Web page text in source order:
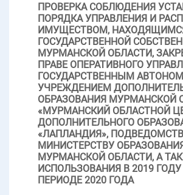
ПРОВЕРКА СОБЛЮДЕНИЯ
ПОРЯДКА УПРАВЛЕНИЯ И
ИМУЩЕСТВОМ,
ГОСУДАРСТВЕННОЙ
МУРМАНСКОЙ ОБЛАСТИ,
ПРАВЕ ОПЕРАТИВНОГО
ГОСУДАРСТВЕННЫМ
УЧРЕЖДЕНИЕМ
ОБРАЗОВАНИЯ МУРМАНСКОЙ
«МУРМАНСКИЙ ОБЛАСТНОЙ
ДОПОЛНИТЕЛЬНОГО
«ЛАПЛАНДИЯ»,
МИНИСТЕРСТВУ
МУРМАНСКОЙ ОБЛАСТИ, А
ИСПОЛЬЗОВАНИЯ В 2019
ПЕРИОДЕ 2020 ГОДА